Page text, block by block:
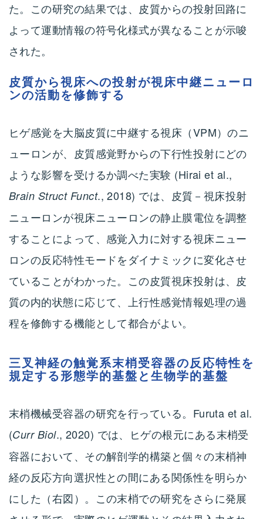
た。この研究の結果では、皮質からの投射回路に
よって運動情報の符号化様式が異なることが示唆
された。
皮質から視床への投射が視床中継ニューロ
ンの活動を修飾する
ヒゲ感覚を大脳皮質に中継する視床（VPM）のニ
ューロンが、皮質感覚野からの下行性投射にどの
ような影響を受けるか調べた実験 (Hirai et al.,
Brain Struct Funct., 2018) では、皮質－視床投射
ニューロンが視床ニューロンの静止膜電位を調整
することによって、感覚入力に対する視床ニュー
ロンの反応特性モードをダイナミックに変化させ
ていることがわかった。この皮質視床投射は、皮
質の内的状態に応じて、上行性感覚情報処理の過
程を修飾する機能として都合がよい。
三叉神経の触覚系末梢受容器の反応特性を
規定する形態学的基盤と生物学的基盤
末梢機械受容器の研究を行っている。Furuta et al.
(Curr Biol., 2020) では、ヒゲの根元にある末梢受
容器において、その解剖学的構築と個々の末梢神
経の反応方向選択性との間にある関係性を明らか
にした（右図）。この末梢での研究をさらに発展